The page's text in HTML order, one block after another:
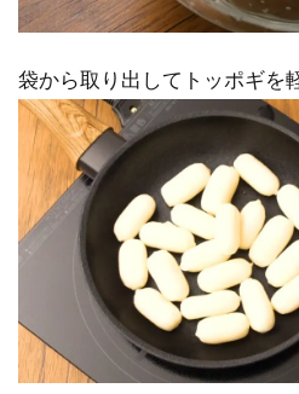
袋から取り出してトッポギを